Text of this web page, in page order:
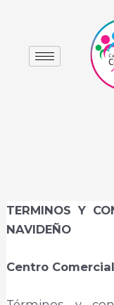
contenido
TERMINOS Y
NAVIDEÑO
Centro
entradas